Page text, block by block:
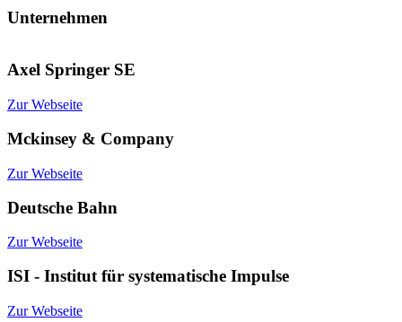
Unternehmen
Axel Springer SE
Zur Webseite
Mckinsey & Company
Zur Webseite
Deutsche Bahn
Zur Webseite
ISI - Institut für systematische Impulse
Zur Webseite